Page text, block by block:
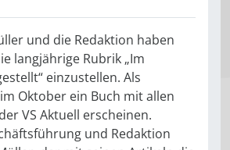
und die Redaktion haben
langjährige Rubrik „Im
einzustellen. Als
Oktober ein Buch mit allen
VS Aktuell erscheinen.
und Redaktion